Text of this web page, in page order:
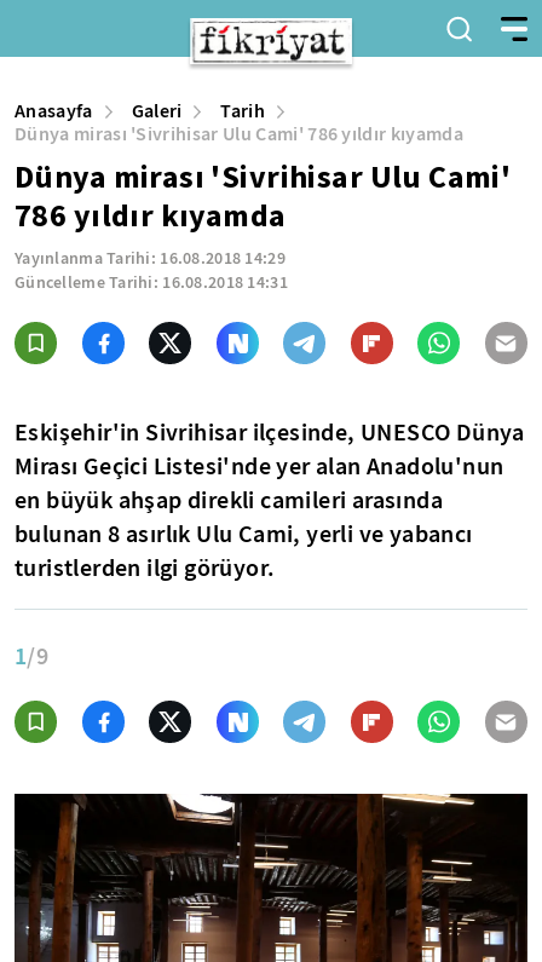
Anasayfa Galeri
Tarih
Dünya mirası 'Sivrihisar Ulu Cami' 786 yıldır kıyamda
Dünya mirası 'Sivrihisar Ulu Cami'
786 yıldır kıyamda
Yayınlanma Tarihi: 16.08.2018 14:29
Güncelleme Tarihi: 16.08.2018 14:31
Eskişehir'in Sivrihisar ilçesinde, UNESCO Dünya
Mirası Geçici Listesi'nde yer alan Anadolu'nun
en büyük ahşap direkli camileri arasında
bulunan 8 asırlık Ulu Cami, yerli ve yabancı
turistlerden ilgi görüyor.
1/9